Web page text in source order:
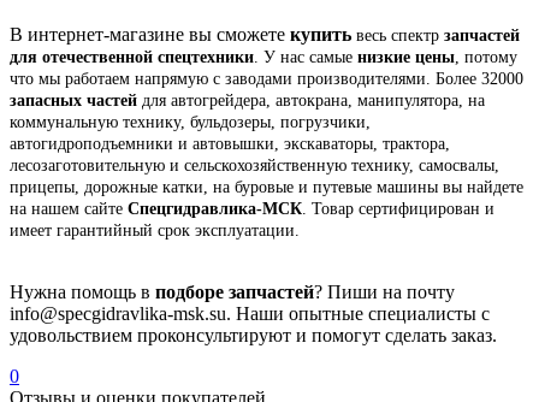
В интернет-магазине вы сможете купить весь спектр запчастей
для отечественной спецтехники У нас самые низкие цены потому
что мы работаем напрямую с заводами производителями Более 32000
запасных частей для автогрейдера автокрана манипулятора на
коммунальную технику, бульдозеры погрузчики
автогидроподъемники и автовышки экскаваторы трактора
лесозаготовительную и сельскохозяйственную технику, самосвалы
прицепы дорожные катки на буровые и путевые машины вы найдете
на нашем сайте Спецгидравлика-МСК Товар сертифицирован и
имеет гарантийный срок эксплуатации
Нужна помощь в подборе запчастей? Пиши на почту
info@specgidravlika-msk.su. Наши опытные специалисты с
удовольствием проконсультируют и помогут сделать заказ.
0
Отзывы и оценки покупателей